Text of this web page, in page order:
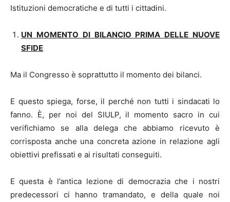
Istituzioni democratiche e di tutti i cittadini.
UN MOMENTO DI BILANCIO PRIMA DELLE NUOVE
SFIDE
Ma il Congresso è soprattutto il momento dei bilanci.
E questo spiega, forse, il perché non tutti i sindacati lo
fanno. È, per noi del SIULP, il momento sacro in cui
verifichiamo se alla delega che abbiamo ricevuto è
corrisposta anche una concreta azione in relazione agli
obiettivi prefissati e ai risultati conseguiti.
E questa è l’antica lezione di democrazia che i nostri
predecessori ci hanno tramandato, e della quale noi